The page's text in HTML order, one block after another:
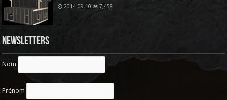
2014-09-10 7,458
Newsletters
Nom
Prénom